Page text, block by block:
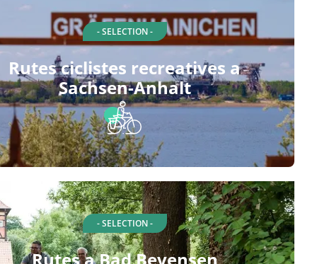
- SELECTION -
Rutes ciclistes recreatives a
Sachsen-Anhalt
- SELECTION -